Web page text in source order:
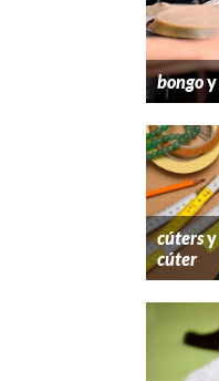
bongoy
cútersy
cúter